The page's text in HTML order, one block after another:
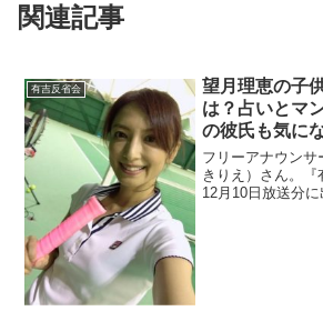
関連記事
有吉反省会
望月理恵の子
は？占いとマ
の彼氏も気に
フリーアナウン
きりえ）さん。
12月10日放送分に